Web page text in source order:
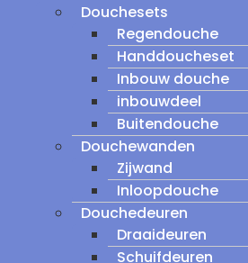
Douchesets
Regendouche
Handdoucheset
Inbouw douche
inbouwdeel
Buitendouche
Douchewanden
Zijwand
Inloopdouche
Douchedeuren
Draaideuren
Schuifdeuren